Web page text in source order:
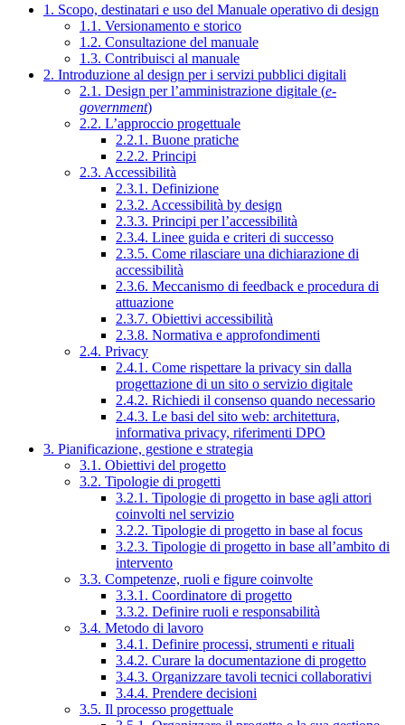
1. Scopo, destinatari e uso del Manuale operativo di design
1.1. Versionamento e storico
1.2. Consultazione del manuale
1.3. Contribuisci al manuale
2. Introduzione al design per i servizi pubblici digitali
2.1. Design per l’amministrazione digitale (e-
government)
2.2. L’approccio progettuale
2.2.1. Buone pratiche
2.2.2. Principi
2.3. Accessibilità
2.3.1. Definizione
2.3.2. Accessibilità by design
2.3.3. Principi per l’accessibilità
2.3.4. Linee guida e criteri di successo
2.3.5. Come rilasciare una dichiarazione di
accessibilità
2.3.6. Meccanismo di feedback e procedura di
attuazione
2.3.7. Obiettivi accessibilità
2.3.8. Normativa e approfondimenti
2.4. Privacy
2.4.1. Come rispettare la privacy sin dalla
progettazione di un sito o servizio digitale
2.4.2. Richiedi il consenso quando necessario
2.4.3. Le basi del sito web: architettura,
informativa privacy, riferimenti DPO
3. Pianificazione, gestione e strategia
3.1. Obiettivi del progetto
3.2. Tipologie di progetti
3.2.1. Tipologie di progetto in base agli attori
coinvolti nel servizio
3.2.2. Tipologie di progetto in base al focus
3.2.3. Tipologie di progetto in base all’ambito di
intervento
3.3. Competenze, ruoli e figure coinvolte
3.3.1. Coordinatore di progetto
3.3.2. Definire ruoli e responsabilità
3.4. Metodo di lavoro
3.4.1. Definire processi, strumenti e rituali
3.4.2. Curare la documentazione di progetto
3.4.3. Organizzare tavoli tecnici collaborativi
3.4.4. Prendere decisioni
3.5. Il processo progettuale